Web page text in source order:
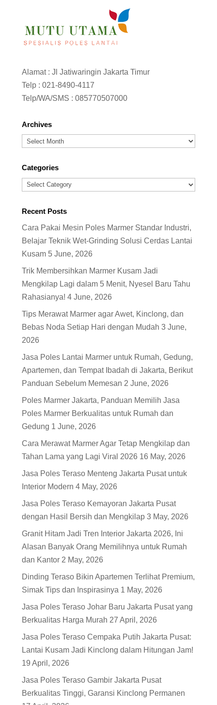
Alamat : Jl Jatiwaringin Jakarta Timur
Telp : 021-8490-4117
Telp/WA/SMS : 085770507000
Archives
Archives
Categories
Categories
Recent Posts
Cara Pakai Mesin Poles Marmer Standar Industri,
Belajar Teknik Wet-Grinding Solusi Cerdas Lantai
Kusam 5 June, 2026
Trik Membersihkan Marmer Kusam Jadi
Mengkilap Lagi dalam 5 Menit, Nyesel Baru Tahu
Rahasianya! 4 June, 2026
Tips Merawat Marmer agar Awet, Kinclong, dan
Bebas Noda Setiap Hari dengan Mudah 3 June,
2026
Jasa Poles Lantai Marmer untuk Rumah, Gedung,
Apartemen, dan Tempat Ibadah di Jakarta, Berikut
Panduan Sebelum Memesan 2 June, 2026
Poles Marmer Jakarta, Panduan Memilih Jasa
Poles Marmer Berkualitas untuk Rumah dan
Gedung 1 June, 2026
Cara Merawat Marmer Agar Tetap Mengkilap dan
Tahan Lama yang Lagi Viral 2026 16 May, 2026
Jasa Poles Teraso Menteng Jakarta Pusat untuk
Interior Modern 4 May, 2026
Jasa Poles Teraso Kemayoran Jakarta Pusat
dengan Hasil Bersih dan Mengkilap 3 May, 2026
Granit Hitam Jadi Tren Interior Jakarta 2026, Ini
Alasan Banyak Orang Memilihnya untuk Rumah
dan Kantor 2 May, 2026
Dinding Teraso Bikin Apartemen Terlihat Premium,
Simak Tips dan Inspirasinya 1 May, 2026
Jasa Poles Teraso Johar Baru Jakarta Pusat yang
Berkualitas Harga Murah 27 April, 2026
Jasa Poles Teraso Cempaka Putih Jakarta Pusat:
Lantai Kusam Jadi Kinclong dalam Hitungan Jam!
19 April, 2026
Jasa Poles Teraso Gambir Jakarta Pusat
Berkualitas Tinggi, Garansi Kinclong Permanen